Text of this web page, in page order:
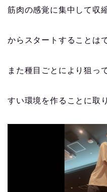
筋肉の感覚に集中して収
からスタートすることは
また種目ごとにより狙っ
すい環境を作ることに取